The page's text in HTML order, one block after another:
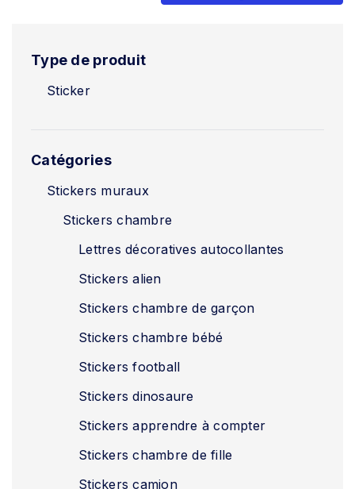
Type de produit
Sticker
Catégories
Stickers muraux
Stickers chambre
Lettres décoratives autocollantes
Stickers alien
Stickers chambre de garçon
Stickers chambre bébé
Stickers football
Stickers dinosaure
Stickers apprendre à compter
Stickers chambre de fille
Stickers camion